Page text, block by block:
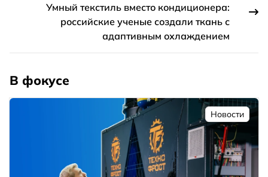
Умный текстиль вместо кондиционера:
российские ученые создали ткань с
адаптивным охлаждением
В фокусе
Новости